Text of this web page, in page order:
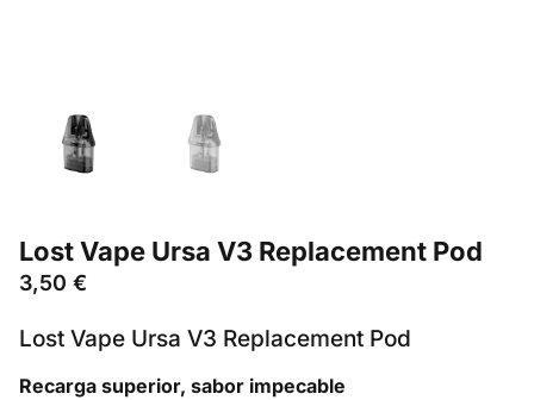
Lost Vape Ursa V3 Replacement Pod
3,50 €
Lost Vape Ursa V3 Replacement Pod
Recarga superior, sabor impecable